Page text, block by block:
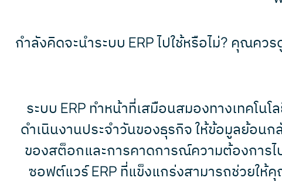
กำลังคิดจะนำระบบ ERP ไปใช้หรือไม่? คุณคว
ระบบ ERP ทำหน้าที่เสมือนสมองทางเทคโ
ดำเนินงานประจำวันของธุรกิจ ให้ข้อมูลย้อน
ของสต็อกและการคาดการณ์ความต้องการ
ซอฟต์แวร์ ERP ที่แข็งแกร่งสามารถช่วยให้